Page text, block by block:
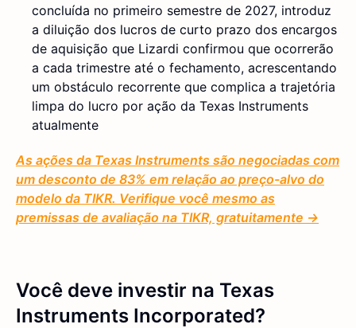
concluída no primeiro semestre de 2027, introduz
a diluição dos lucros de curto prazo dos encargos
de aquisição que Lizardi confirmou que ocorrerão
a cada trimestre até o fechamento, acrescentando
um obstáculo recorrente que complica a trajetória
limpa do lucro por ação da Texas Instruments
atualmente
As ações da Texas Instruments são negociadas com
um desconto de 83% em relação ao preço-alvo do
modelo da TIKR. Verifique você mesmo as
premissas de avaliação na TIKR, gratuitamente →
Você deve investir na Texas
Instruments Incorporated?